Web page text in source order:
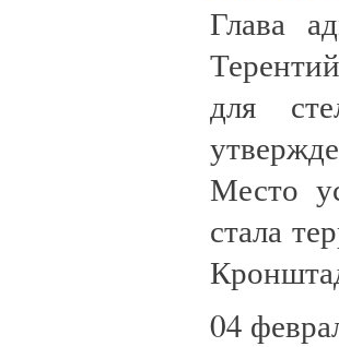
Глава
для
Место
стала
04